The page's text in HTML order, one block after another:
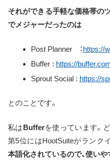
それができる手軽な価格帯の
でメジャーだったのは
Post Planner ：https://
Buffer : https://
Sprout Social : https://
とのことです。
私はBufferを使っています。
第5位にはHootSuiteがランク
本語化されているので、使いや